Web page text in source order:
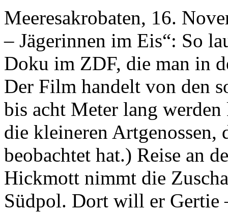
Meeresakrobaten, 16.
– Jägerinnen im Eis“: So
Doku im ZDF, die man in
Der Film handelt von den
bis acht Meter lang
die kleineren
beobachtet hat.) Reise an
Hickmott nimmt die
Südpol. Dort will er